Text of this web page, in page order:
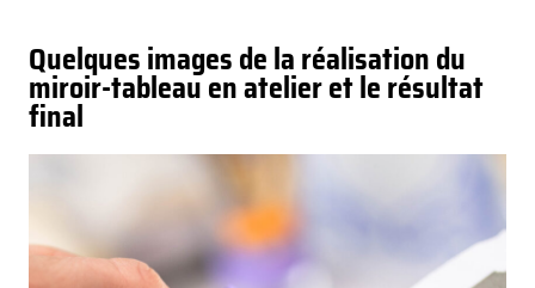
Quelques images de la réalisation du
miroir-tableau en atelier et le résultat
final